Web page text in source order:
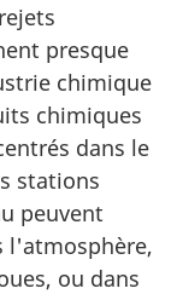
presque
chimique
chimiques
dans le
stations
peuvent
l'atmosphère,
ou dans